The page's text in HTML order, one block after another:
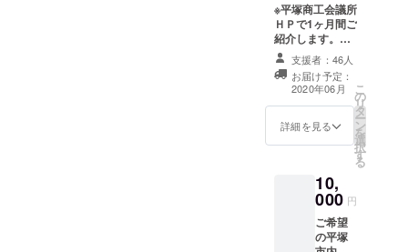
し方法
（店頭
or郵
送）を
必ずご
記入く
ださ
頭引き
渡しは
３日～
２０日
になり
ます。
※平塚商工会議所
ＨＰで1ヶ月間ご
紹介します。備
考欄に掲示する
お名前をご記入
ください。
支援者：46人
お届け予定：
2020年06月
詳細を見る
こ
の
リ
タ
ー
ン
を
選
択
す
る
10,
000 円
ご希望
の平塚